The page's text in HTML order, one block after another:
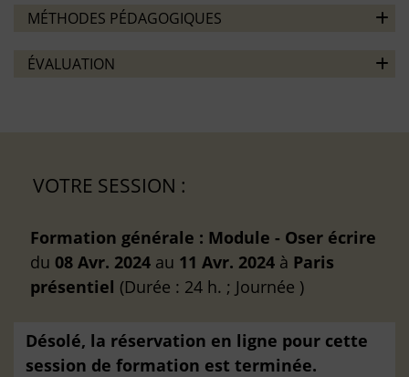
MÉTHODES PÉDAGOGIQUES
ÉVALUATION
VOTRE SESSION :
Formation générale : Module - Oser écrire
du 08 Avr. 2024 au 11 Avr. 2024 à Paris
présentiel (Durée : 24 h. ; Journée )
Désolé, la réservation en ligne pour cette
session de formation est terminée.